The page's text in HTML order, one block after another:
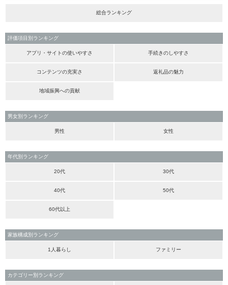
総合ランキング
評価項目別ランキング
アプリ・サイトの使いやすさ 手続きのしやすさ
コンテンツの充実さ 返礼品の魅力
地域振興への貢献
男女別ランキング
男性 女性
年代別ランキング
20代 30代
40代 50代
60代以上
家族構成別ランキング
1人暮らし ファミリー
カテゴリー別ランキング